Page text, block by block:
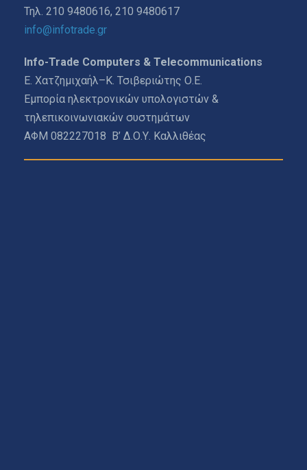
Τηλ. 210 9480616, 210 9480617
info@infotrade.gr
Info-Trade Computers & Telecommunications
Ε. Χατζημιχαήλ–Κ. Τσιβεριώτης Ο.Ε.
Εμπορία ηλεκτρονικών υπολογιστών &
τηλεπικοινωνιακών συστημάτων
ΑΦΜ 082227018 Β’ Δ.Ο.Υ. Καλλιθέας